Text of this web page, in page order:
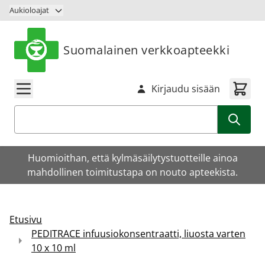
Siirry sisältöön
Aukioloajat
Suomalainen verkkoapteekki
Kirjaudu sisään
Huomioithan, että kylmäsäilytystuotteille ainoa
mahdollinen toimitustapa on nouto apteekista.
Etusivu
PEDITRACE infuusiokonsentraatti, liuosta varten
10 x 10 ml